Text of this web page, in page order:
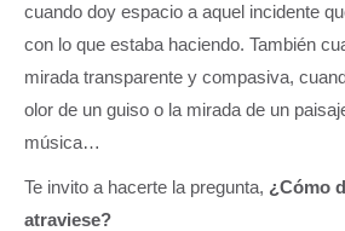
cuando doy espacio a aquel incidente
con lo que estaba haciendo. También
mirada transparente y compasiva,
olor de un guiso o la mirada de un
música…
Te invito a hacerte la pregunta, ¿Cómo
atraviese?